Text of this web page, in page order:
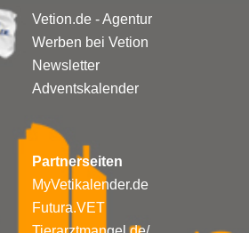
Vetion.de - Agentur
Werben bei Vetion
Newsletter
Adventskalender
Partnerseiten
MyVetikalender.de
Futura.VET